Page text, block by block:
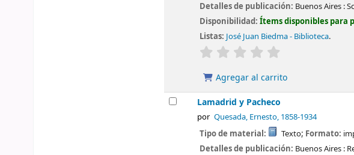
Detalles de publicación: Buenos Aires :
Disponibilidad:Ítems disponibles para
Listas: José Juan Biedma - Biblioteca.
valoración
Agregar al carrito
Lamadrid y Pacheco
por Quesada, Ernesto, 1858-1934
Tipo de material: Texto; Formato:
Detalles de publicación: Buenos Aires :